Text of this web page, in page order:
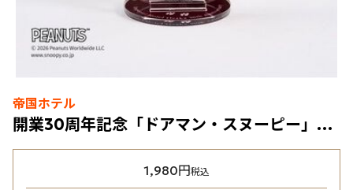
帝国ホテル
開業30周年記念「ドアマン・スヌーピー」アクリルスタンド
1,980円税込